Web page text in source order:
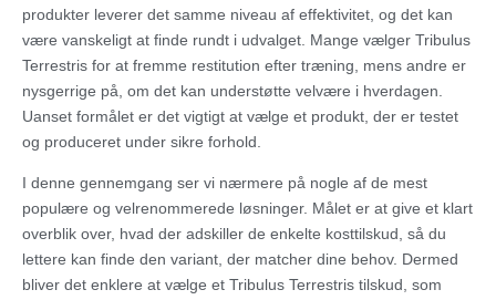
produkter leverer det samme niveau af effektivitet, og det kan
være vanskeligt at finde rundt i udvalget. Mange vælger Tribulus
Terrestris for at fremme restitution efter træning, mens andre er
nysgerrige på, om det kan understøtte velvære i hverdagen.
Uanset formålet er det vigtigt at vælge et produkt, der er testet
og produceret under sikre forhold.
I denne gennemgang ser vi nærmere på nogle af de mest
populære og velrenommerede løsninger. Målet er at give et klart
overblik over, hvad der adskiller de enkelte kosttilskud, så du
lettere kan finde den variant, der matcher dine behov. Dermed
bliver det enklere at vælge et Tribulus Terrestris tilskud, som